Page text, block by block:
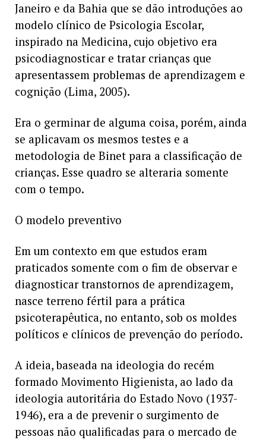
Janeiro e da Bahia que se dão introduções ao
modelo clínico de Psicologia Escolar,
inspirado na Medicina, cujo objetivo era
psicodiagnosticar e tratar crianças que
apresentassem problemas de aprendizagem e
cognição (Lima, 2005).
Era o germinar de alguma coisa, porém, ainda
se aplicavam os mesmos testes e a
metodologia de Binet para a classificação de
crianças. Esse quadro se alteraria somente
com o tempo.
O modelo preventivo
Em um contexto em que estudos eram
praticados somente com o fim de observar e
diagnosticar transtornos de aprendizagem,
nasce terreno fértil para a prática
psicoterapêutica, no entanto, sob os moldes
políticos e clínicos de prevenção do período.
A ideia, baseada na ideologia do recém
formado Movimento Higienista, ao lado da
ideologia autoritária do Estado Novo (1937-
1946), era a de prevenir o surgimento de
pessoas não qualificadas para o mercado de